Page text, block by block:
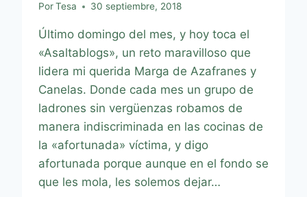
PorTesa 30 septiembre, 2018
Último domingo del mes, y hoy toca el
«Asaltablogs», un reto maravilloso que
lidera mi querida Marga de Azafranes y
Canelas. Donde cada mes un grupo de
ladrones sin vergüenzas robamos de
manera indiscriminada en las cocinas de
la «afortunada» víctima, y digo
afortunada porque aunque en el fondo se
que les mola, les solemos dejar…